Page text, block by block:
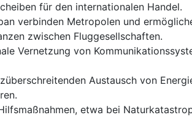
für den internationalen Handel.
verbinden Metropolen und
zwischen Fluggesellschaften.
Vernetzung von
Austausch von
etwa bei